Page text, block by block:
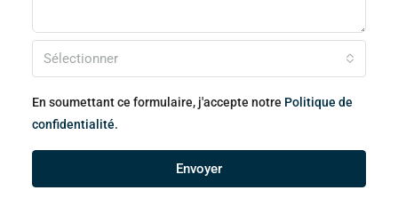
Sélectionner
En soumettant ce formulaire, j'accepte notre Politique de
confidentialité.
Envoyer